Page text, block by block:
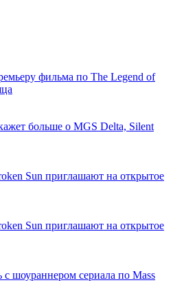
фильма по The Legend of
больше о MGS Delta, Silent
Sun приглашают на открытое
Sun приглашают на открытое
с шоураннером сериала по Mass